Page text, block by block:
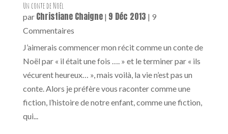
Un conte de Noël
par Christiane Chaigne| 9 Déc 2013 | 9
Commentaires
J’aimerais commencer mon récit comme un conte de
Noël par « il était une fois …. » et le terminer par « ils
vécurent heureux… », mais voilà, la vie n’est pas un
conte. Alors je préfère vous raconter comme une
fiction, l’histoire de notre enfant, comme une fiction,
qui...